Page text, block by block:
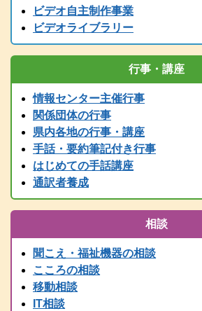
した
2025.08.01
2025（令和7）年度手話通訳者全国統一試
た。
2025（令和7）年度手話通訳者全国統一試
（金）掲載予定です。
2025.07.12
情報センター主催行事等、随時更新中です！
2025.05.24
要約筆記者養成講座パソコンコース＜宍粟
２日に延長しました
2025.04.03
2025年度要約筆記者養成講座（宍粟会場・
2025.03.21
2024（令和6）年度 全国統一要約筆記者認
2025.03.15
令和７年度 手話通訳者養成講座（通訳Ⅰ
しました。
ビデオ自主制作事業
ビデオライブラリー
行事・講座
情報センター主催行事
関係団体の行事
県内各地の行事・講座
手話・要約筆記付き行事
はじめての手話講座
通訳者養成
相談
聞こえ・福祉機器の相談
こころの相談
移動相談
IT相談